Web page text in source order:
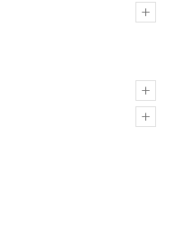
+
+
+